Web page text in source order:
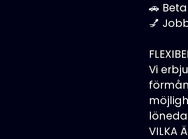
🚗
💅
Vi
VILKA